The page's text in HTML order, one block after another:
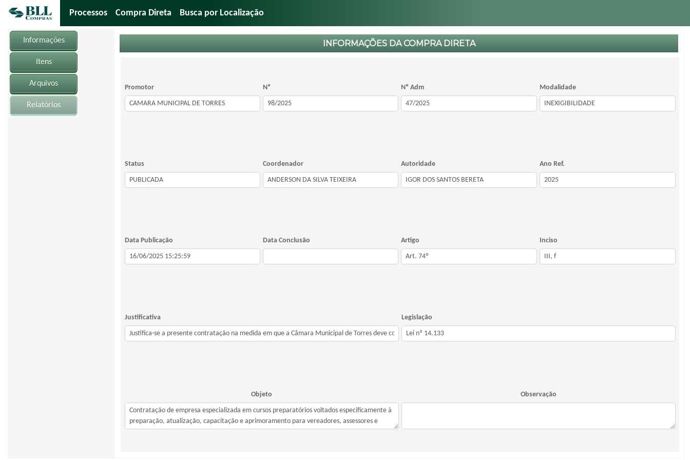
Processos Compra Direta Busca por Localização
Informações
Itens
Arquivos
Relatórios
INFORMAÇÕES DA COMPRA DIRETA
Promotor Nº Nº Adm Modalidade
Status Coordenador Autoridade Ano Ref.
Data Publicação Data Conclusão Artigo Inciso
Justificativa Legislação
Objeto Observação